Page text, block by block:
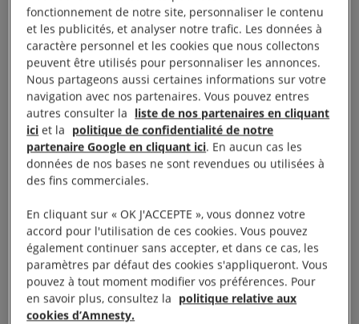
international avec des accords faisant fi de
l’obligation de rendre des comptes et favorisant
l’injustice. La vérité, la justice et les réparations sont
la base d’une paix durable», a déclaré Agnès
Callamard.
«Amnesty appelle toutes les personnes en Israël et
dans le TPO, ainsi que la communauté
évidentes de la résolution du Conseil de sécurité des
Nations unies, à élaborer une feuille de route pour la
justice et les réparations et à s’engager à la
respecter. Cette feuille de route doit viser à mettre
un terme au génocide commis par Israël, au
fonctionnement de notre site, personnaliser le contenu
et les publicités, et analyser notre trafic. Les données à
caractère personnel et les cookies que nous collectons
peuvent être utilisés pour personnaliser les annonces.
Nous partageons aussi certaines informations sur votre
navigation avec nos partenaires. Vous pouvez entres
autres consulter la liste de nos partenaires en cliquant
ici et la politique de confidentialité de notre
partenaire Google en cliquant ici. En aucun cas les
données de nos bases ne sont revendues ou utilisées à
des fins commerciales.
En cliquant sur « OK J'ACCEPTE », vous donnez votre
accord pour l'utilisation de ces cookies. Vous pouvez
également continuer sans accepter, et dans ce cas, les
paramètres par défaut des cookies s'appliqueront. Vous
pouvez à tout moment modifier vos préférences. Pour
en savoir plus, consultez la politique relative aux
cookies d’Amnesty.